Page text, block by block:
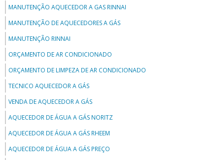
MANUTENÇÃO AQUECEDOR A GAS RINNAI
MANUTENÇÃO DE AQUECEDORES A GÁS
MANUTENÇÃO RINNAI
ORÇAMENTO DE AR CONDICIONADO
ORÇAMENTO DE LIMPEZA DE AR CONDICIONADO
TECNICO AQUECEDOR A GÁS
VENDA DE AQUECEDOR A GÁS
AQUECEDOR DE ÁGUA A GÁS NORITZ
AQUECEDOR DE ÁGUA A GÁS RHEEM
AQUECEDOR DE ÁGUA A GÁS PREÇO